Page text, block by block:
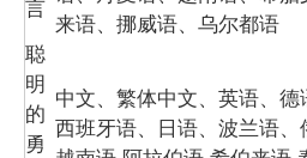
言
来语、挪威语、乌尔都语
聪
明
的
勇
中文、繁体中文、英语、德
西班牙语、日语、波兰语